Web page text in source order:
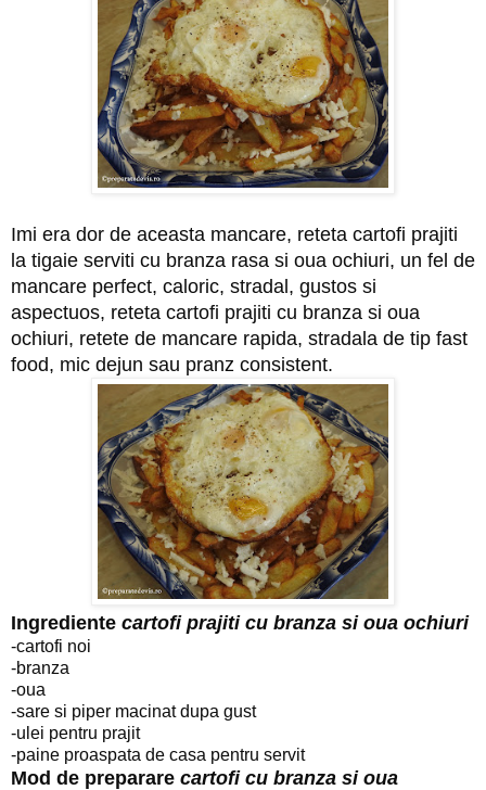
Imi era dor de aceasta mancare, reteta cartofi prajiti
la tigaie serviti cu branza rasa si oua ochiuri, un fel de
mancare perfect, caloric, stradal, gustos si
aspectuos, reteta cartofi prajiti cu branza si oua
ochiuri, retete de mancare rapida, stradala de tip fast
food, mic dejun sau pranz consistent.
Ingrediente cartofi prajiti cu branza si oua ochiuri
-cartofi noi
-branza
-oua
-sare si piper macinat dupa gust
-ulei pentru prajit
-paine proaspata de casa pentru servit
Mod de preparare cartofi cu branza si oua